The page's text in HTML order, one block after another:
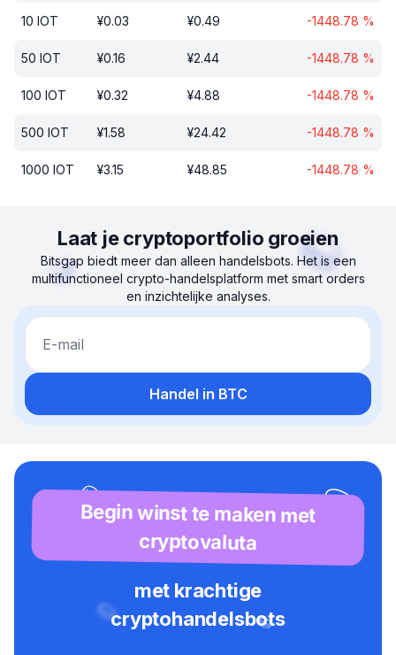
10 IOT ¥0.03 ¥0.49 -1448.78 %
50 IOT ¥0.16 ¥2.44 -1448.78 %
100 IOT ¥0.32 ¥4.88 -1448.78 %
500 IOT ¥1.58 ¥24.42 -1448.78 %
1000 IOT ¥3.15 ¥48.85 -1448.78 %
Laat je cryptoportfolio groeien
Bitsgap biedt meer dan alleen handelsbots. Het is een
multifunctioneel crypto-handelsplatform met smart orders
en inzichtelijke analyses.
E-mail
Handel in BTC
Begin winst te maken met
cryptovaluta
met krachtige
cryptohandelsbots